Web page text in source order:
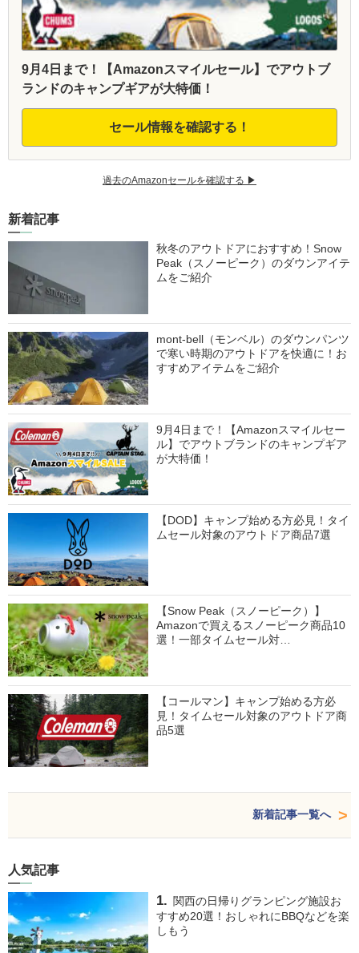
9月4日まで！【Amazonスマイルセール】でアウトブ
ランドのキャンプギアが大特価！
セール情報を確認する！
過去のAmazonセールを確認する ▶︎
新着記事
秋冬のアウトドアにおすすめ！Snow
Peak（スノーピーク）のダウンアイテ
ムをご紹介
mont-bell（モンベル）のダウンパンツ
で寒い時期のアウトドアを快適に！お
すすめアイテムをご紹介
9月4日まで！【Amazonスマイルセー
ル】でアウトブランドのキャンプギア
が大特価！
【DOD】キャンプ始める方必見！タイ
ムセール対象のアウトドア商品7選
【Snow Peak（スノーピーク）】
Amazonで買えるスノーピーク商品10
選！一部タイムセール対…
【コールマン】キャンプ始める方必
見！タイムセール対象のアウトドア商
品5選
新着記事一覧へ
人気記事
関西の日帰りグランピング施設お
すすめ20選！おしゃれにBBQなどを楽
しもう